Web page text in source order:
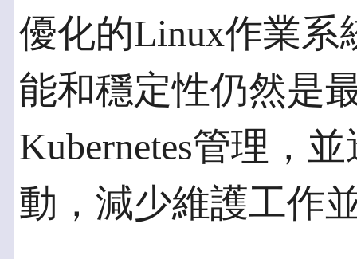
優化的Linux作業系
能和穩定性仍然是
Kubernetes管理，
動，減少維護工作